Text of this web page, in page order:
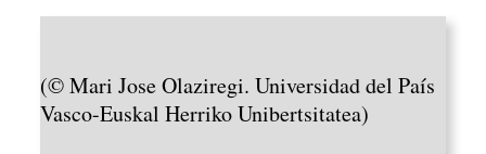
(© Mari Jose Olaziregi. Universidad del País
Vasco-Euskal Herriko Unibertsitatea)